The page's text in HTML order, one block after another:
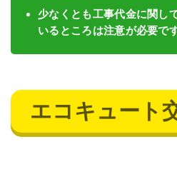
少なくとも工事代金に関し
いるところは注意が必要です
エコキュート